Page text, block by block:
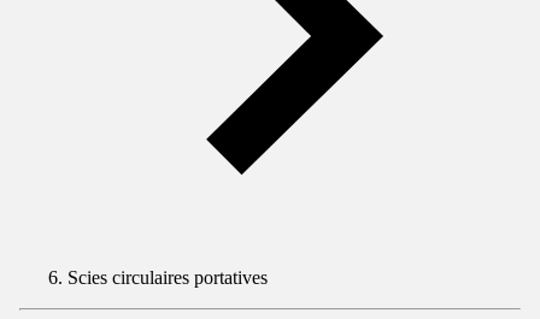
Scies circulaires portatives